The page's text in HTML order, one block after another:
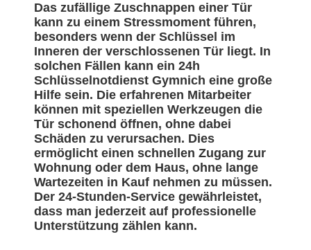
Das zufällige Zuschnappen einer Tür
kann zu einem Stressmoment führen,
besonders wenn der Schlüssel im
Inneren der verschlossenen Tür liegt. In
solchen Fällen kann ein 24h
Schlüsselnotdienst Gymnich eine große
Hilfe sein. Die erfahrenen Mitarbeiter
können mit speziellen Werkzeugen die
Tür schonend öffnen, ohne dabei
Schäden zu verursachen. Dies
ermöglicht einen schnellen Zugang zur
Wohnung oder dem Haus, ohne lange
Wartezeiten in Kauf nehmen zu müssen.
Der 24-Stunden-Service gewährleistet,
dass man jederzeit auf professionelle
Unterstützung zählen kann.